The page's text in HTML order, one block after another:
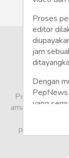
Proses
editor
jam
Dengan
PepNews
yang
Mari
menulis
PepNews.com
amatir dan
bentuk
pandang